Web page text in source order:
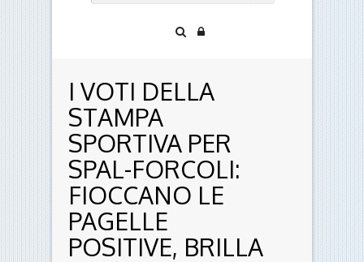
I VOTI DELLA
STAMPA
SPORTIVA PER
SPAL-FORCOLI:
FIOCCANO LE
PAGELLE
POSITIVE, BRILLA